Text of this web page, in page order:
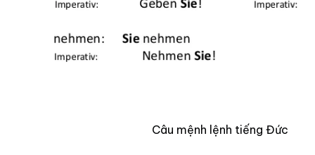
Câu mệnh lệnh tiếng Đức